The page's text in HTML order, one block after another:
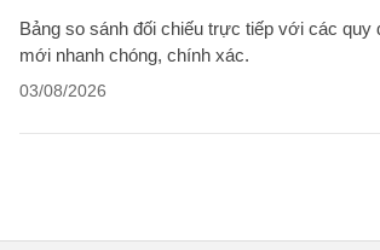
Bảng so sánh đối chiếu trực tiếp với các quy
mới nhanh chóng, chính xác.
03/08/2026